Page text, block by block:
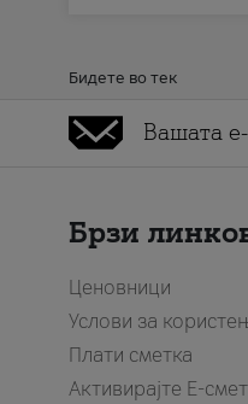
Бидете во тек
Брзи
Ценовници
Услови за
Плати сметка
Активирајте Е-